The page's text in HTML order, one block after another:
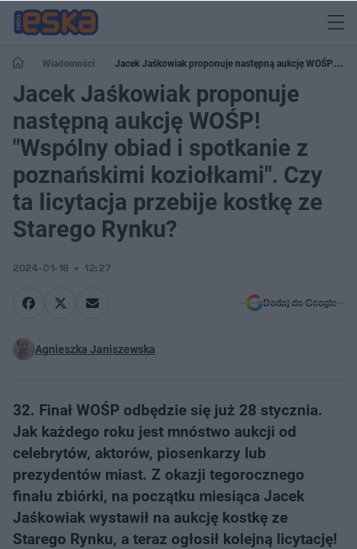
Wiadomości
Jacek Jaśkowiak proponuje następną aukcję WOŚP!
"Wspólny obiad i spotkanie z poznańskimi koziołkami". Czy ta licytacja
przebije kostkę ze Starego Rynku?
Jacek Jaśkowiak proponuje
następną aukcję WOŚP!
"Wspólny obiad i spotkanie z
poznańskimi koziołkami". Czy
ta licytacja przebije kostkę ze
Starego Rynku?
2024-01-16 12:27
Dodaj do Google
Agnieszka Janiszewska
32. Finał WOŚP odbędzie się już 28 stycznia.
Jak każdego roku jest mnóstwo aukcji od
celebrytów, aktorów, piosenkarzy lub
prezydentów miast. Z okazji tegorocznego
finału zbiórki, na początku miesiąca Jacek
Jaśkowiak wystawił na aukcję kostkę ze
Starego Rynku, a teraz ogłosił kolejną licytację!